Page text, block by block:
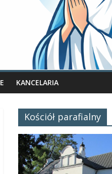
KANCELARIA
Kościół parafialny